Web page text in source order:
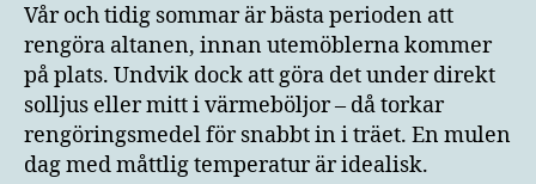
Vår och tidig sommar är bästa perioden att
rengöra altanen, innan utemöblerna kommer
på plats. Undvik dock att göra det under direkt
solljus eller mitt i värmeböljor – då torkar
rengöringsmedel för snabbt in i träet. En mulen
dag med måttlig temperatur är idealisk.